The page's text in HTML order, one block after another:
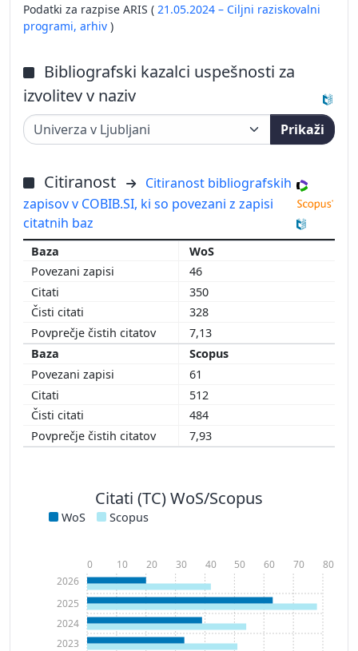
Podatki za razpise ARIS ( 21.05.2024 – Ciljni raziskovalni
programi, arhiv )
Bibliografski kazalci uspešnosti za
izvolitev v naziv
Prikaži
Citiranost
Citiranost bibliografskih
zapisov v COBIB.SI, ki so povezani z zapisi
citatnih baz
WoS
46
350
328
7,13
Scopus
61
512
484
7,93
Citati (TC) WoS/Scopus
WoS Scopus
2023
2024
2025
2026
0 10 20 30 40 50 60 70 80